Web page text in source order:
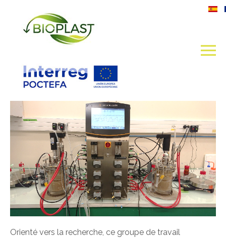
Orienté vers la recherche, ce groupe de travail